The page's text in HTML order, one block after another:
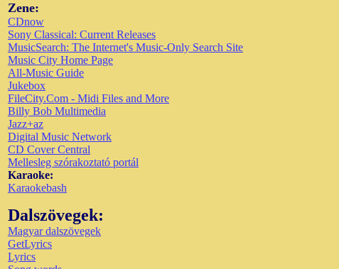
Zene:
CDnow
Sony Classical: Current Releases
MusicSearch: The Internet's Music-Only Search Site
Music City Home Page
All-Music Guide
Jukebox
FileCity.Com - Midi Files and More
Billy Bob Multimedia
Jazz+az
Digital Music Network
CD Cover Central
Mellesleg szórakoztató portál
Karaoke:
Karaokebash
Dalszövegek:
Magyar dalszövegek
GetLyrics
Lyrics